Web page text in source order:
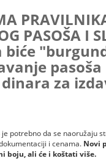
PASOŠA I
biće
za
potrebno da se naoružaju
i cenama. Novi
boju, ali će i koštati više.